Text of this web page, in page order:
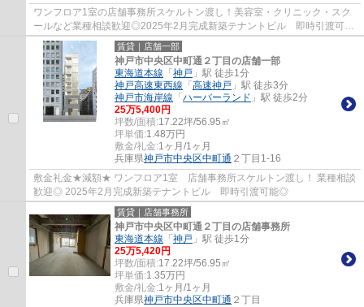
ワンフロア1室の店舗事務所スケルトン渡し！美容室・クリニック・スク
ールなど業種相談歓迎◎2025年2月完成新築テナントビル 即時引渡可能
◎ ぜひお気軽にお問い合わせください♪
賃貸｜店舗一部
神戸市中央区中町通２丁目の店舗一部
東海道本線 「 神戸 」駅 徒歩1分
神戸高速東西線 「 高速神戸 」駅 徒歩3分
神戸市海岸線 「 ハーバーランド 」駅 徒歩2分
25万5,400円
坪数/面積:17.22坪/56.95㎡
坪単価:1.48万円
敷金/礼金:1ヶ月/1ヶ月
兵庫県神戸市中央区中町通 ２丁目1-16
敷金礼金★減額★ ワンフロア1室 店舗事務所スケルトン渡し！ 業種相談
歓迎◎ 2025年2月完成新築テナントビル 即時引渡可能◎
賃貸｜店舗事務所
神戸市中央区中町通２丁目の店舗事務所
東海道本線 「 神戸 」駅 徒歩1分
25万5,420円
坪数/面積:17.22坪/56.95㎡
坪単価:1.35万円
敷金/礼金:1ヶ月/1ヶ月
兵庫県神戸市中央区中町通 ２丁目